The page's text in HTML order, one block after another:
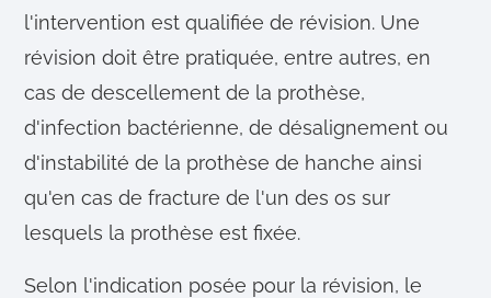
l'intervention est qualifiée de révision. Une
révision doit être pratiquée, entre autres, en
cas de descellement de la prothèse,
d'infection bactérienne, de désalignement ou
d'instabilité de la prothèse de hanche ainsi
qu'en cas de fracture de l'un des os sur
lesquels la prothèse est fixée.
Selon l'indication posée pour la révision, le